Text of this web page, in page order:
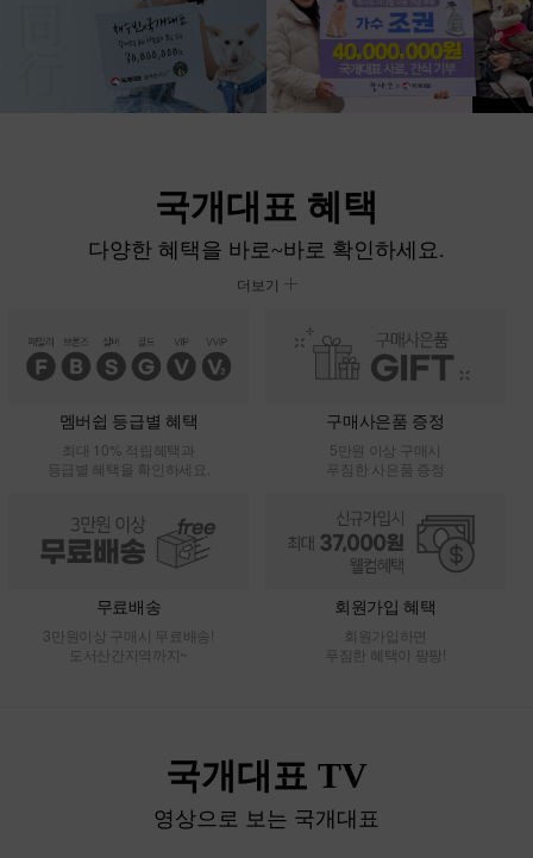
국개대표 혜택
다양한 혜택을 바로~바로 확인하세요.
더보기
멤버쉽 등급별 혜택
최대 10% 적립혜택과
등급별 혜택을 확인하세요.
구매사은품 증정
5만원 이상 구매시
푸짐한 사은품 증정
무료배송
3만원이상 구매시 무료배송!
도서산간지역까지~
회원가입 혜택
회원가입하면
푸짐한 혜택이 팡팡!
국개대표 TV
영상으로 보는 국개대표